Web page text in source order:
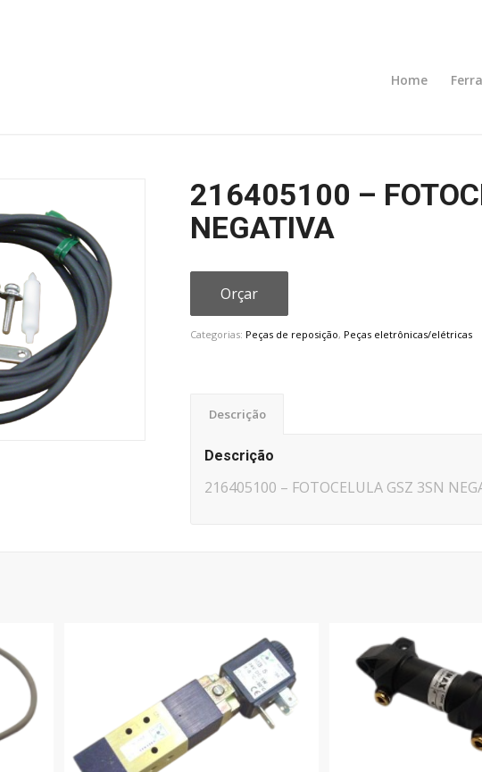
Home
216405100 –
NEGATIVA
Orçar
Categorias: Peças de reposição, Peças eletrônicas/elétricas
Descrição
Descrição
216405100 – FOTOCELULA GSZ 3SN